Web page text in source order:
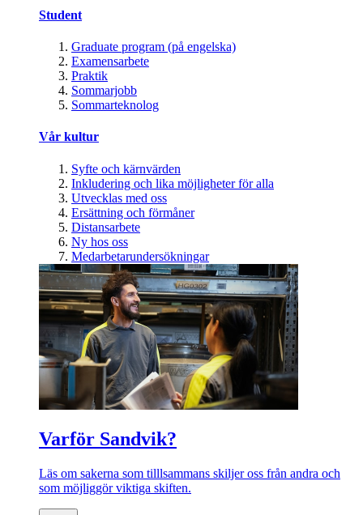
Student
Graduate program (på engelska)
Examensarbete
Praktik
Sommarjobb
Sommarteknolog
Vår kultur
Syfte och kärnvärden
Inkludering och lika möjligheter för alla
Utvecklas med oss
Ersättning och förmåner
Distansarbete
Ny hos oss
Medarbetarundersökningar
Varför Sandvik?
Läs om sakerna som tilllsammans skiljer oss från andra och
som möjliggör viktiga skiften.